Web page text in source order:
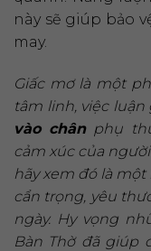
này sẽ giúp bảo
may.
Giấc mơ là một
tâm linh, việc luận
vào chânphụ
cảm xúc của
hãy xem đó là
cẩn trọng, yêu
ngày. Hy vọng
Bàn Thờ đã giúp